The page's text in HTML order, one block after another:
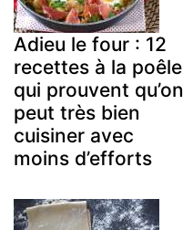
Adieu le four : 12
recettes à la poêle
qui prouvent qu’on
peut très bien
cuisiner avec
moins d’efforts